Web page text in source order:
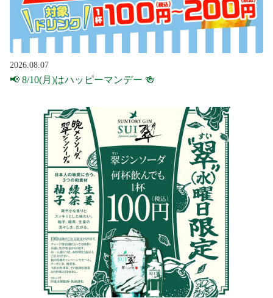
2026.08.07
📢 8/10(月)はハッピーマンデー 🍻